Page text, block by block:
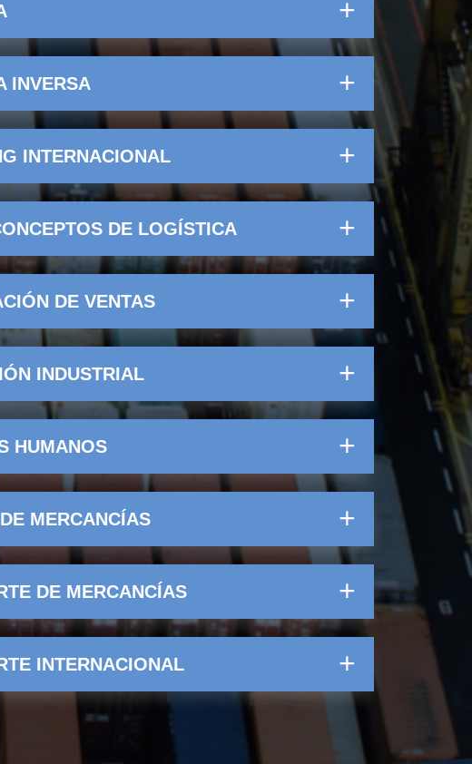
INVERSA
INTERNACIONAL
DE LOGÍSTICA
DE VENTAS
INDUSTRIAL
HUMANOS
MERCANCÍAS
DE MERCANCÍAS
INTERNACIONAL